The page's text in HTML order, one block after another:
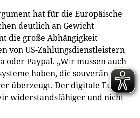
hat für die Europäische
deutlich an Gewicht
die große Abhängigkeit
von US-Zahlungsdienstleistern
oder Paypal. „Wir müssen auch
haben, die souverän sind“,
überzeugt. Der digitale Euro
widerstandsfähiger und nicht